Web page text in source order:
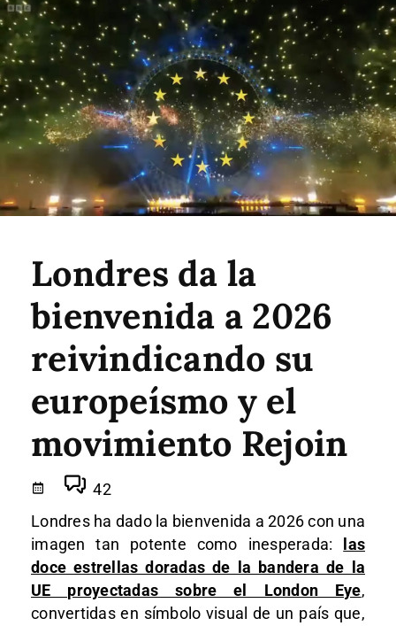
Londres da la
bienvenida a 2026
reivindicando su
europeísmo y el
movimiento Rejoin
42
Londres ha dado la bienvenida a 2026 con una
imagen tan potente como inesperada:
las
doce estrellas doradas de la bandera de la
UE proyectadas sobre el London Eye,
convertidas en símbolo visual de un país que,